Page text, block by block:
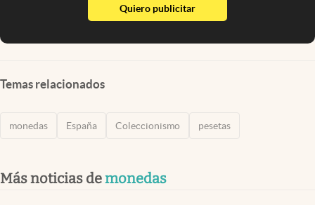
Quiero publicitarabre en nueva pestaña
Temas relacionados
monedas España Coleccionismo pesetas
Más noticias demonedas